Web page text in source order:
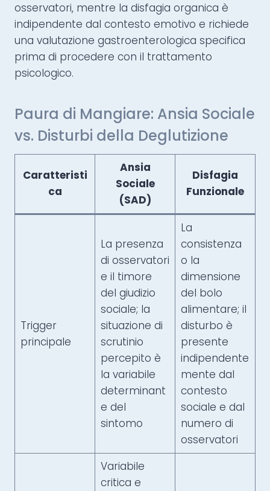
osservatori, mentre la disfagia organica è
indipendente dal contesto emotivo e richiede
una valutazione gastroenterologica specifica
prima di procedere con il trattamento
psicologico.
Paura di Mangiare: Ansia Sociale
vs. Disturbi della Deglutizione
Caratteristi
ca
Ansia
Sociale
(SAD)
Disfagia
Funzionale
Trigger
principale
La presenza
di osservatori
e il timore
del giudizio
sociale; la
situazione di
scrutinio
percepito è
la variabile
determinant
e del
sintomo
La
consistenza
o la
dimensione
del bolo
alimentare; il
disturbo è
presente
indipendente
mente dal
contesto
sociale e dal
numero di
osservatori
Variabile
critica e